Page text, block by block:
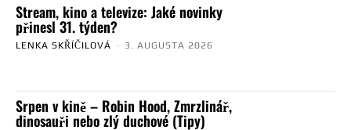
Stream, kino a televize: Jaké novinky
přinesl 31. týden?
LENKA SKŘÍČILOVÁ - 3. AUGUSTA 2026
Srpen v kině – Robin Hood, Zmrzlinář,
dinosauři nebo zlý duchové (Tipy)